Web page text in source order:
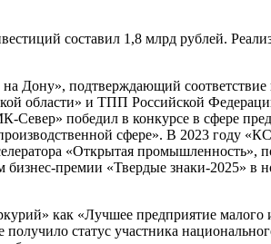
составил 1,8 млрд рублей.
Дону», подтверждающий
области» и ТПП Российской
победил в конкурсе в сфере
сфере». В 2023 году
«Открытая
премии «Твердые знаки-2025»
как «Лучшее предприятие малого
статус участника